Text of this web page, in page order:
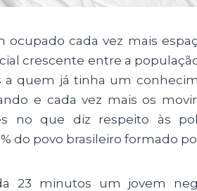
ocupado cada vez mais
crescente entre a
a quem já tinha um
e cada vez mais os
no que diz respeito às
do povo brasileiro formado
23 minutos um jovem